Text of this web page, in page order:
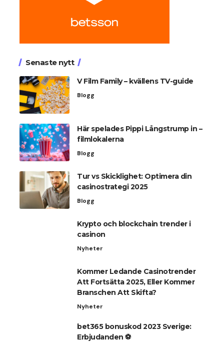
Senaste nytt
V Film Family – kvällens TV-guide
Blogg
Här spelades Pippi Långstrump in –
filmlokalerna
Blogg
Tur vs Skicklighet: Optimera din
casinostrategi 2025
Blogg
Krypto och blockchain trender i
casinon
Nyheter
Kommer Ledande Casinotrender
Att Fortsätta 2025, Eller Kommer
Branschen Att Skifta?
Nyheter
bet365 bonuskod 2023 Sverige:
Erbjudanden ⚽